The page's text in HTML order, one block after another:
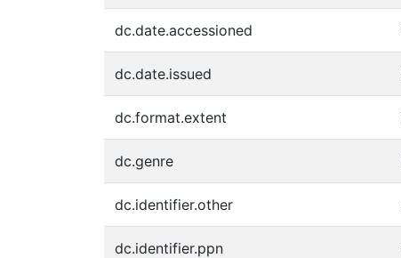
dc.date.accessioned
dc.date.issued
dc.format.extent
dc.genre
dc.identifier.other
dc.identifier.ppn